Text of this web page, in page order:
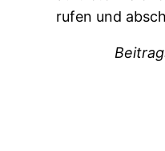
rufen und